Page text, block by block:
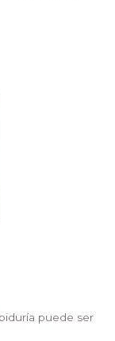
puede ser